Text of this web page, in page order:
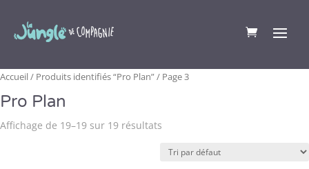
Accueil/ Produits identifiés “Pro Plan”/ Page 3
Pro Plan
Affichage de 19–19 sur 19 résultats